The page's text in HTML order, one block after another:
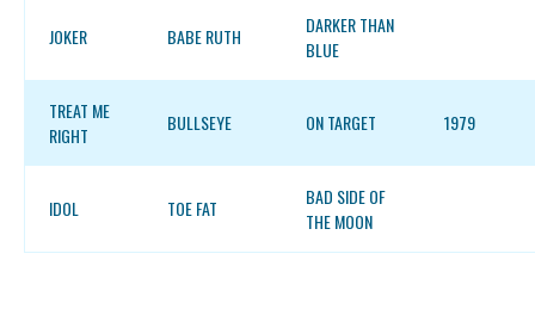
JOKER BABE RUTH
DARKER THAN
BLUE
TREAT ME
RIGHT
BULLSEYE ON TARGET 1979
IDOL TOE FAT
BAD SIDE OF
THE MOON